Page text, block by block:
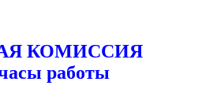
КОМИССИЯ
работы